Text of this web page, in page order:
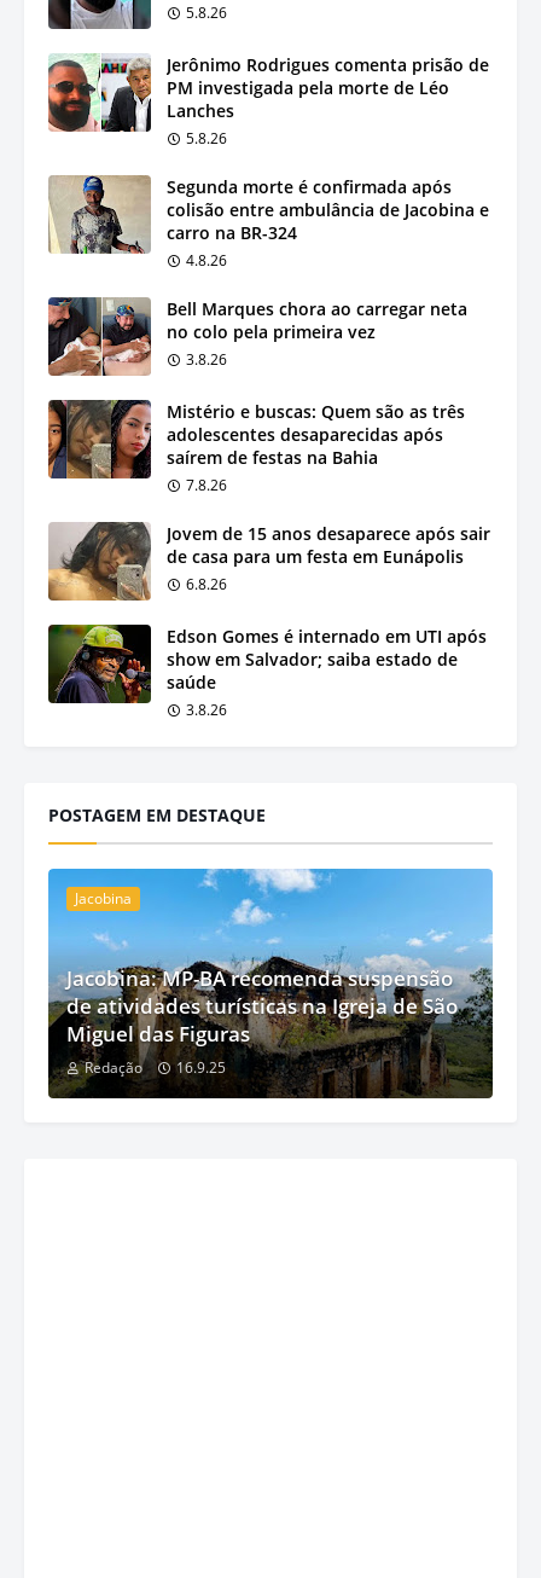
5.8.26
Jerônimo Rodrigues comenta prisão de
PM investigada pela morte de Léo
Lanches
5.8.26
Segunda morte é confirmada após
colisão entre ambulância de Jacobina e
carro na BR-324
4.8.26
Bell Marques chora ao carregar neta
no colo pela primeira vez
3.8.26
Mistério e buscas: Quem são as três
adolescentes desaparecidas após
saírem de festas na Bahia
7.8.26
Jovem de 15 anos desaparece após sair
de casa para um festa em Eunápolis
6.8.26
Edson Gomes é internado em UTI após
show em Salvador; saiba estado de
saúde
3.8.26
POSTAGEM EM DESTAQUE
Jacobina
Jacobina: MP-BA recomenda suspensão
de atividades turísticas na Igreja de São
Miguel das Figuras
Redação 16.9.25